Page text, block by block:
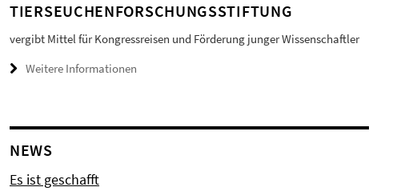
TIERSEUCHENFORSCHUNGSSTIFTUNG
vergibt Mittel für Kongressreisen und Förderung junger Wissenschaftler
Weitere Informationen
NEWS
Es ist geschafft